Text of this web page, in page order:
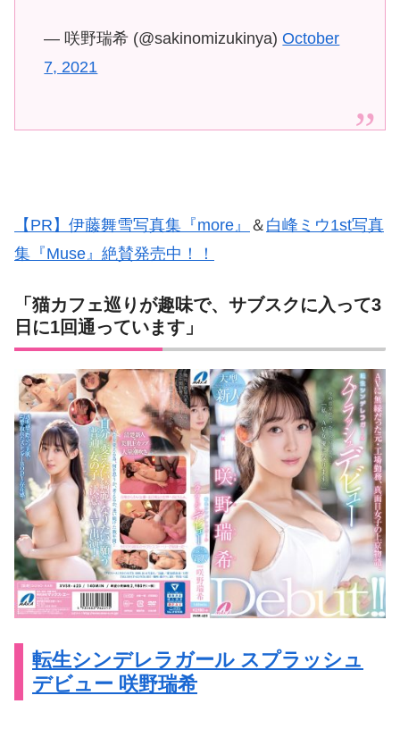
— 咲野瑞希 (@sakinomizukinya)October
7, 2021
【PR】伊藤舞雪写真集『more』 ＆ 白峰ミウ1st写真
集『Muse』絶賛発売中！！
「猫カフェ巡りが趣味で、サブスクに入って3
日に1回通っています」
転生シンデレラガール スプラッシュ
デビュー 咲野瑞希